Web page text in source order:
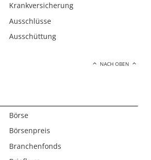
Krankversicherung
Ausschlüsse
Ausschüttung
NACH OBEN
Börse
Börsenpreis
Branchenfonds